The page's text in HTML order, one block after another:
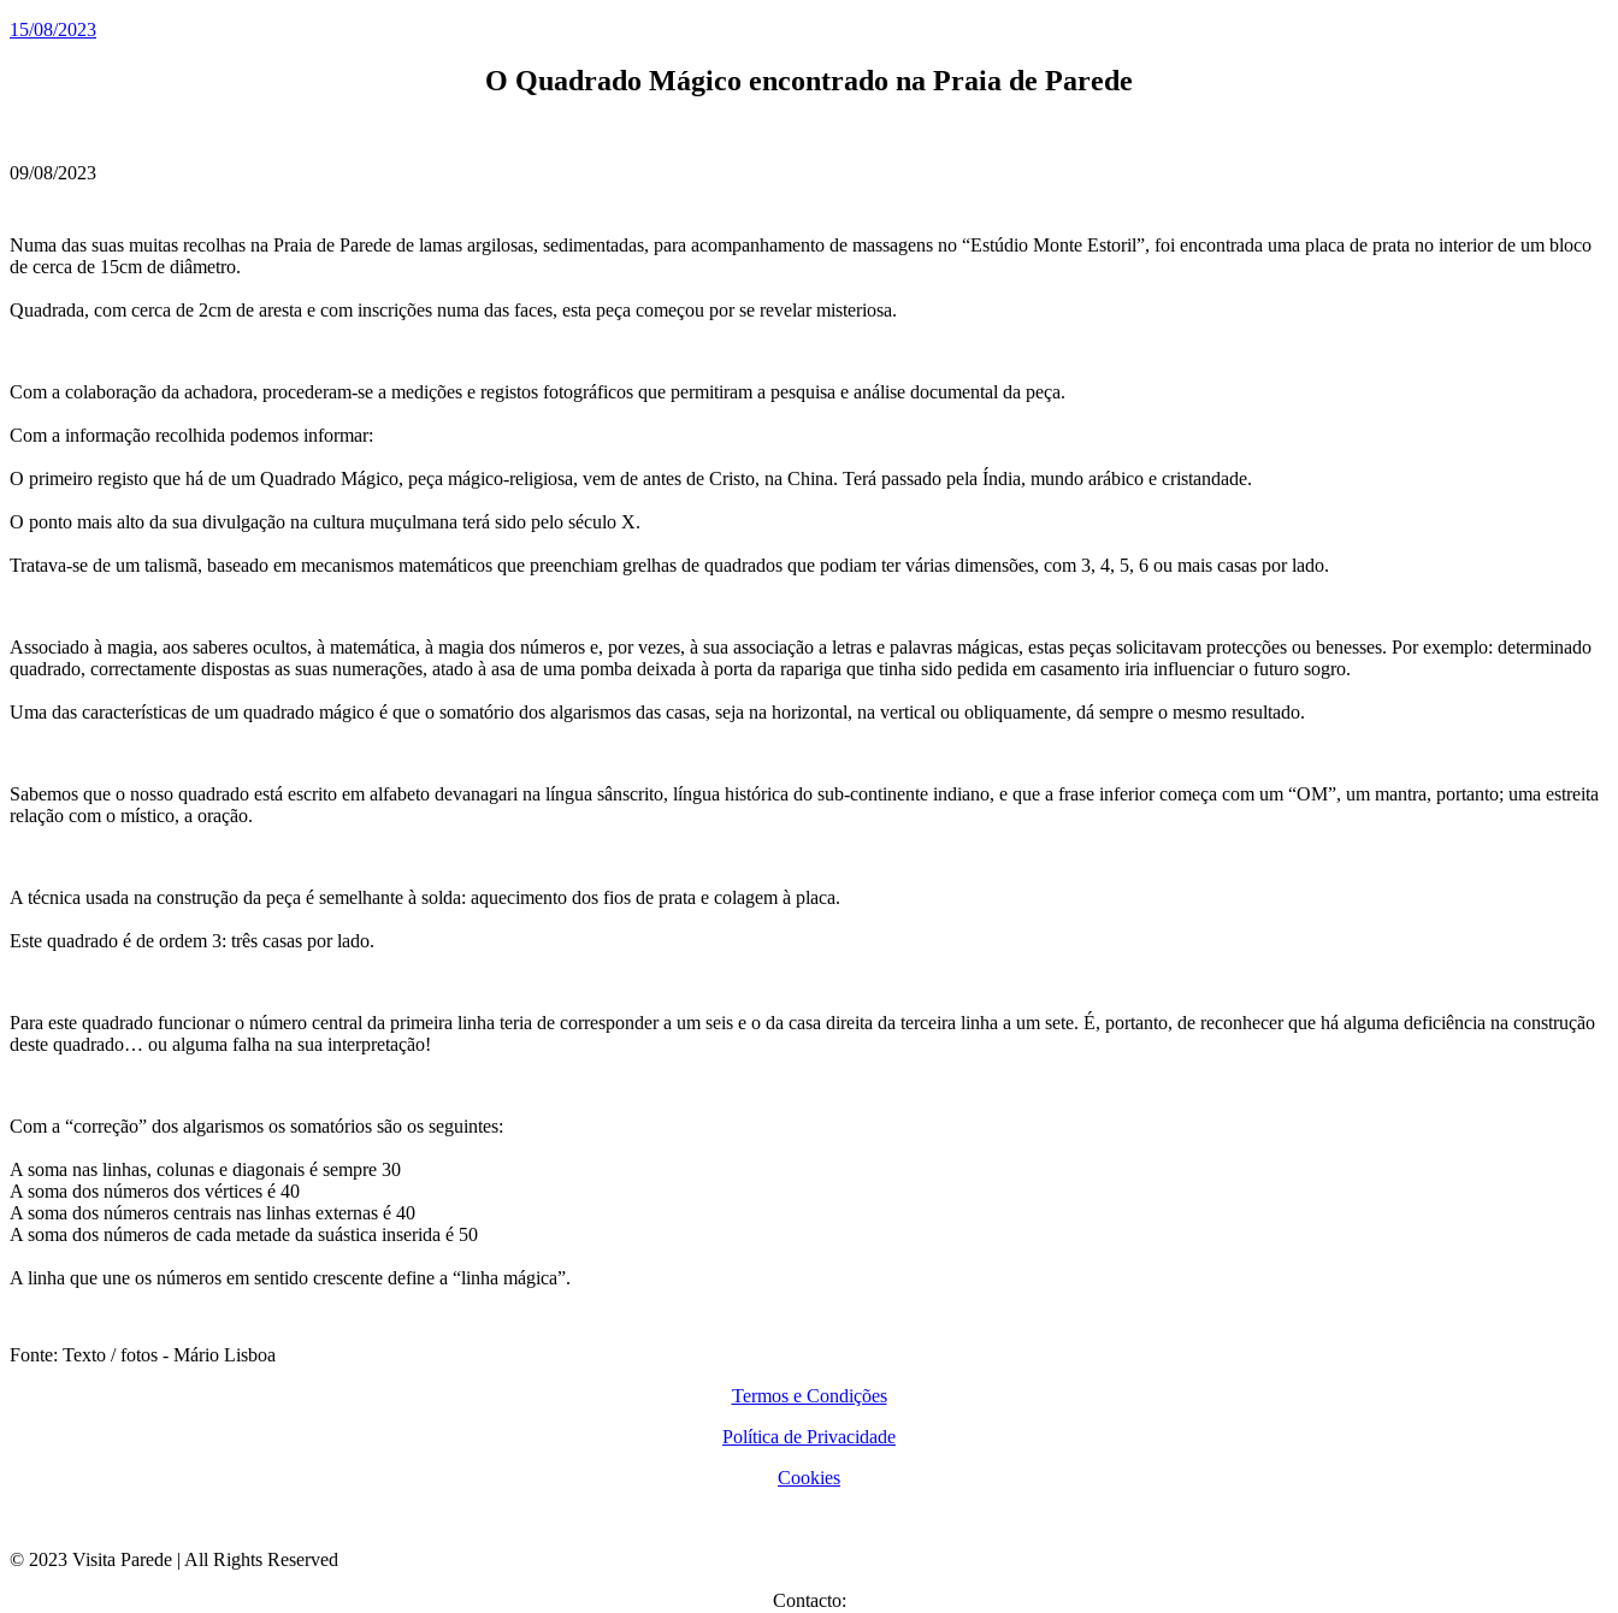
15/08/2023
O Quadrado Mágico encontrado na Praia de Parede
09/08/2023
Numa das suas muitas recolhas na Praia de Parede de lamas argilosas, sedimentadas, para acompanhamento de massagens no “Estúdio Monte Estoril”, foi encontrada uma placa de prata no interior de um bloco
de cerca de 15cm de diâmetro.
Quadrada, com cerca de 2cm de aresta e com inscrições numa das faces, esta peça começou por se revelar misteriosa.
Com a colaboração da achadora, procederam-se a medições e registos fotográficos que permitiram a pesquisa e análise documental da peça.
Com a informação recolhida podemos informar:
O primeiro registo que há de um Quadrado Mágico, peça mágico-religiosa, vem de antes de Cristo, na China. Terá passado pela Índia, mundo arábico e cristandade.
O ponto mais alto da sua divulgação na cultura muçulmana terá sido pelo século X.
Tratava-se de um talismã, baseado em mecanismos matemáticos que preenchiam grelhas de quadrados que podiam ter várias dimensões, com 3, 4, 5, 6 ou mais casas por lado.
Associado à magia, aos saberes ocultos, à matemática, à magia dos números e, por vezes, à sua associação a letras e palavras mágicas, estas peças solicitavam protecções ou benesses. Por exemplo: determinado
quadrado, correctamente dispostas as suas numerações, atado à asa de uma pomba deixada à porta da rapariga que tinha sido pedida em casamento iria influenciar o futuro sogro.
Uma das características de um quadrado mágico é que o somatório dos algarismos das casas, seja na horizontal, na vertical ou obliquamente, dá sempre o mesmo resultado.
Sabemos que o nosso quadrado está escrito em alfabeto devanagari na língua sânscrito, língua histórica do sub-continente indiano, e que a frase inferior começa com um “OM”, um mantra, portanto; uma estreita
relação com o místico, a oração.
A técnica usada na construção da peça é semelhante à solda: aquecimento dos fios de prata e colagem à placa.
Este quadrado é de ordem 3: três casas por lado.
Para este quadrado funcionar o número central da primeira linha teria de corresponder a um seis e o da casa direita da terceira linha a um sete. É, portanto, de reconhecer que há alguma deficiência na construção
deste quadrado… ou alguma falha na sua interpretação!
Com a “correção” dos algarismos os somatórios são os seguintes:
A soma nas linhas, colunas e diagonais é sempre 30
A soma dos números dos vértices é 40
A soma dos números centrais nas linhas externas é 40
A soma dos números de cada metade da suástica inserida é 50
A linha que une os números em sentido crescente define a “linha mágica”.
Fonte: Texto / fotos - Mário Lisboa
Termos e Condições
Política de Privacidade
Cookies
© 2023 Visita Parede | All Rights Reserved
Contacto: